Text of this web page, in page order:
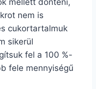
nem is
cukortartalmuk
sikerül
fel a 100 %-
fele mennyiségű